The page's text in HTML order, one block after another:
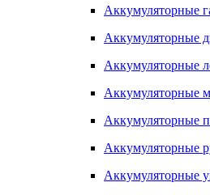
Аккумуляторные
Аккумуляторные
Аккумуляторные
Аккумуляторные
Аккумуляторные
Аккумуляторные
Аккумуляторные